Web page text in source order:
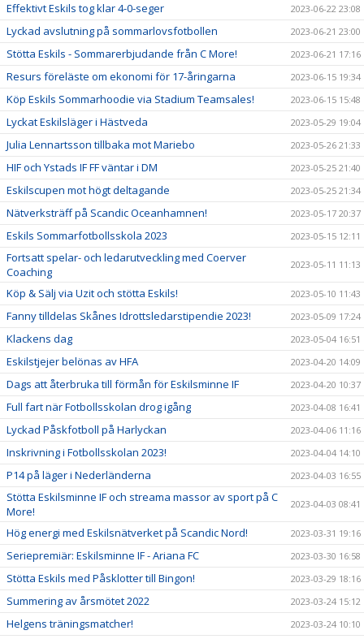
Effektivt Eskils tog klar 4-0-seger 2023-06-22 23:08
Lyckad avslutning på sommarlovsfotbollen 2023-06-21 23:00
Stötta Eskils - Sommarerbjudande från C More! 2023-06-21 17:16
Resurs föreläste om ekonomi för 17-åringarna 2023-06-15 19:34
Köp Eskils Sommarhoodie via Stadium Teamsales! 2023-06-15 15:48
Lyckat Eskilsläger i Hästveda 2023-05-29 19:04
Julia Lennartsson tillbaka mot Mariebo 2023-05-26 21:33
HIF och Ystads IF FF väntar i DM 2023-05-25 21:40
Eskilscupen mot högt deltagande 2023-05-25 21:34
Nätverksträff på Scandic Oceanhamnen! 2023-05-17 20:37
Eskils Sommarfotbollsskola 2023 2023-05-15 12:11
Fortsatt spelar- och ledarutveckling med Coerver
Coaching
2023-05-11 11:13
Köp & Sälj via Uzit och stötta Eskils! 2023-05-10 11:43
Fanny tilldelas Skånes Idrottsledarstipendie 2023! 2023-05-09 17:24
Klackens dag 2023-05-04 16:51
Eskilstjejer belönas av HFA 2023-04-20 14:09
Dags att återbruka till förmån för Eskilsminne IF 2023-04-20 10:37
Full fart när Fotbollsskolan drog igång 2023-04-08 16:41
Lyckad Påskfotboll på Harlyckan 2023-04-06 11:16
Inskrivning i Fotbollsskolan 2023! 2023-04-04 14:10
P14 på läger i Nederländerna 2023-04-03 16:55
Stötta Eskilsminne IF och streama massor av sport på C
More!
2023-04-03 08:41
Hög energi med Eskilsnätverket på Scandic Nord! 2023-03-31 19:16
Seriepremiär: Eskilsminne IF - Ariana FC 2023-03-30 16:58
Stötta Eskils med Påsklotter till Bingon! 2023-03-29 18:16
Summering av årsmötet 2022 2023-03-24 15:12
Helgens träningsmatcher! 2023-03-24 10:10